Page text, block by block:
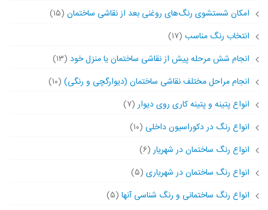
امکان شستشوی رنگ‌های روغنی بعد از نقاشی ساختمان (۱۵)
انتخاب رنگ مناسب (۱۷)
انجام شش مرحله پیش از نقاشی ساختمان یا منزل خود (۱۳)
انجام مراحل مختلف نقاشی ساختمان (دیوارگچی و رنگی) (۱۰)
انواع پتینه و پتینه کاری روی دیوار (۷)
انواع رنگ در دکوراسیون داخلی (۱۰)
انواع رنگ ساختمان در شهریار (۶)
انواع رنگ ساختمان در شهریاری (۵)
انواع رنگ ساختمانی و رنگ شناسی آنها (۵)